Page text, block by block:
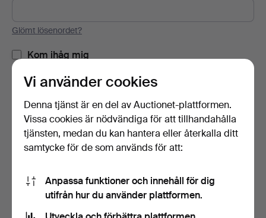
Glömt lösenordet?
Kom ihåg mig
Logga in
eller logga in via Facebook här
Vi använder cookies
Denna tjänst är en del av Auctionet-plattformen.
Vissa cookies är nödvändiga för att tillhandahålla
tjänsten, medan du kan hantera eller återkalla ditt
samtycke för de som används för att:
Anpassa funktioner och innehåll för dig
utifrån hur du använder plattformen.